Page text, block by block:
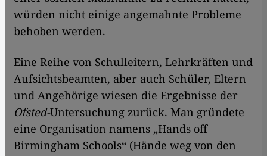
würden nicht einige angemahnte Probleme
behoben werden.
Eine Reihe von Schulleitern, Lehrkräften und
Aufsichtsbeamten, aber auch Schüler, Eltern
und Angehörige wiesen die Ergebnisse der
Ofsted-Untersuchung zurück. Man gründete
eine Organisation namens „Hands off
Birmingham Schools“ (Hände weg von den